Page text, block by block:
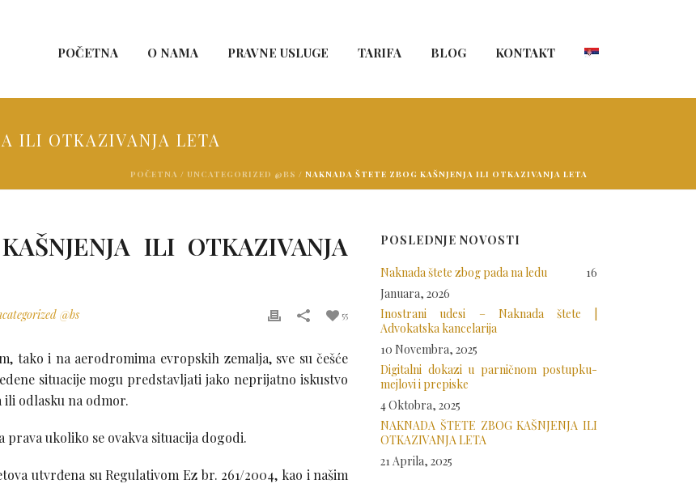
POČETNA O NAMA PRAVNE USLUGE TARIFA BLOG KONTAKT
ILI OTKAZIVANJA LETA
POČETNA / UNCATEGORIZED @BS / NAKNADA ŠTETE ZBOG KAŠNJENJA ILI OTKAZIVANJA LETA
ILI OTKAZIVANJA
@bs 55
tako i na aerodromima evropskih zemalja, sve su češće
situacije mogu predstavljati jako neprijatno iskustvo
odlasku na odmor.
prava ukoliko se ovakva situacija dogodi.
utvrđena su Regulativom Ez br. 261/2004, kao i našim
POSLEDNJE NOVOSTI
Naknada štete zbog pada na ledu
16
Januara, 2026
Inostrani udesi – Naknada štete |
Advokatska kancelarija
10 Novembra, 2025
Digitalni dokazi u parničnom postupku-
mejlovi i prepiske
4 Oktobra, 2025
NAKNADA ŠTETE ZBOG KAŠNJENJA ILI
OTKAZIVANJA LETA
21 Aprila, 2025